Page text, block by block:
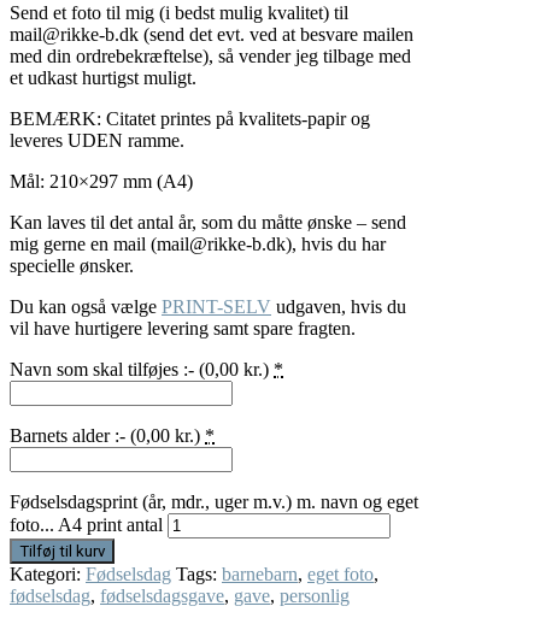
Send et foto til mig (i bedst mulig kvalitet) til
mail@rikke-b.dk (send det evt. ved at besvare mailen
med din ordrebekræftelse), så vender jeg tilbage med
et udkast hurtigst muligt.
BEMÆRK: Citatet printes på kvalitets-papir og
leveres UDEN ramme.
Mål: 210×297 mm (A4)
Kan laves til det antal år, som du måtte ønske – send
mig gerne en mail (mail@rikke-b.dk), hvis du har
specielle ønsker.
Du kan også vælge PRINT-SELV udgaven, hvis du
vil have hurtigere levering samt spare fragten.
Navn som skal tilføjes :- (0,00 kr.) *
Barnets alder :- (0,00 kr.) *
Fødselsdagsprint (år, mdr., uger m.v.) m. navn og eget
foto... A4 print antal
Tilføj til kurv
Kategori: Fødselsdag Tags: barnebarn, eget foto,
fødselsdag, fødselsdagsgave, gave, personlig